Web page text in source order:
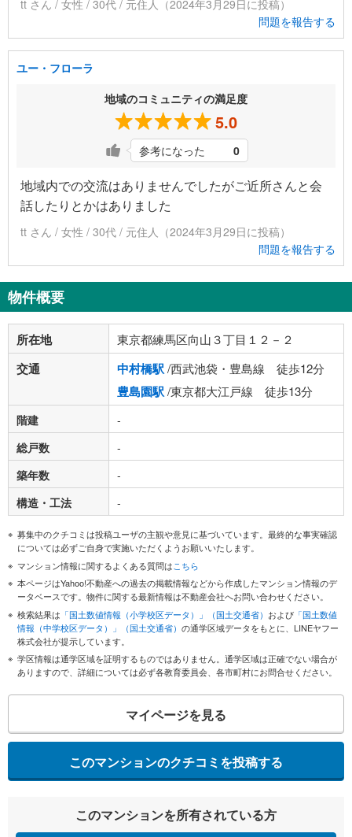
tt さん / 女性 / 30代 / 元住人（2024年3月29日に投稿）
問題を報告する
ユー・フローラ
地域のコミュニティの満足度
5.0
参考になった 0
地域内での交流はありませんでしたがご近所さんと会
話したりとかはありました
tt さん / 女性 / 30代 / 元住人（2024年3月29日に投稿）
問題を報告する
物件概要
所在地 東京都練馬区向山３丁目１２－２
交通 中村橋駅/西武池袋・豊島線 徒歩12分
豊島園駅/東京都大江戸線 徒歩13分
階建
-
総戸数
-
築年数
-
構造・工法
-
募集中のクチコミは投稿ユーザの主観や意見に基づいています。最終的な事実確認
については必ずご自身で実施いただくようお願いいたします。
マンション情報に関するよくある質問はこちら
本ページはYahoo!不動産への過去の掲載情報などから作成したマンション情報のデ
ータベースです。物件に関する最新情報は不動産会社へお問い合わせください。
検索結果は 「国土数値情報（小学校区データ）」（国土交通省） および 「国土数値
情報（中学校区データ）」（国土交通省） の通学区域データをもとに、LINEヤフー
株式会社が提示しています。
学区情報は通学区域を証明するものではありません。通学区域は正確でない場合が
ありますので、詳細については必ず各教育委員会、各市町村にお問合せください。
マイページを見る
このマンションのクチコミを投稿する
このマンションを所有されている方